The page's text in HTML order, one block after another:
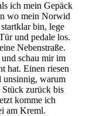
ich mein Gepäck
wo mein Norwid
bin, lege
und pedale los.
Nebenstraße.
schau mir im
hat. Einen riesen
unsinnig, warum
zurück bis
komme ich
am Kreml.